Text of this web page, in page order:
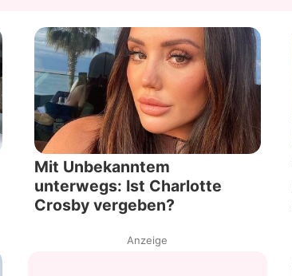
Mit Unbekanntem
unterwegs: Ist Charlotte
Crosby vergeben?
Anzeige